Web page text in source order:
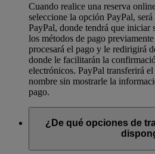
Cuando realice una reserva
seleccione la opción PayPal,
PayPal, donde tendrá que iniciar
los métodos de pago
procesará el pago y le redirigirá
donde le facilitarán la
electrónicos. PayPal transferirá
nombre sin mostrarle la
pago.
¿De qué opciones de